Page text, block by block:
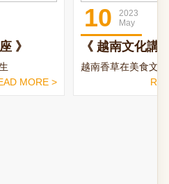
》
MORE >
10
2023
May
《 越南文化講
越南香草在美食文